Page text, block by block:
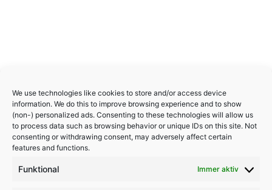
We use technologies like cookies to store and/or access device
information. We do this to improve browsing experience and to show
(non-) personalized ads. Consenting to these technologies will allow us
to process data such as browsing behavior or unique IDs on this site. Not
consenting or withdrawing consent, may adversely affect certain
features and functions.
Funktional Immer aktiv